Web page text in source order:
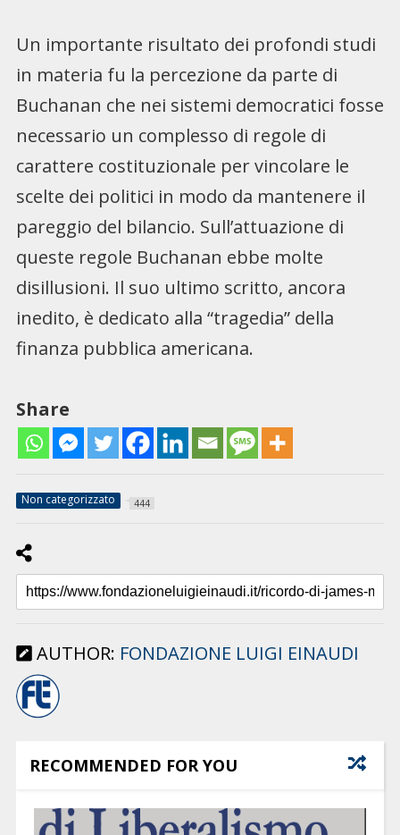
Un importante risultato dei profondi studi
in materia fu la percezione da parte di
Buchanan che nei sistemi democratici fosse
necessario un complesso di regole di
carattere costituzionale per vincolare le
scelte dei politici in modo da mantenere il
pareggio del bilancio. Sull’attuazione di
queste regole Buchanan ebbe molte
disillusioni. Il suo ultimo scritto, ancora
inedito, è dedicato alla “tragedia” della
finanza pubblica americana.
Share
Non categorizzato 444
AUTHOR: FONDAZIONE LUIGI EINAUDI
RECOMMENDED FOR YOU